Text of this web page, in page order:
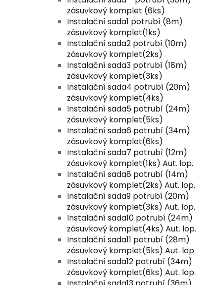
zásuvkový komplet (6ks)
Instalační sada1 potrubí (8m)
zásuvkový komplet(1ks)
Instalační sada2 potrubí (10m)
zásuvkový komplet(2ks)
Instalační sada3 potrubí (18m)
zásuvkový komplet(3ks)
Instalační sada4 potrubí (20m)
zásuvkový komplet(4ks)
Instalační sada5 potrubí (24m)
zásuvkový komplet(5ks)
Instalační sada6 potrubí (34m)
zásuvkový komplet(6ks)
Instalační sada7 potrubí (12m)
zásuvkový komplet(1ks) Aut. lop.
Instalační sada8 potrubí (14m)
zásuvkový komplet(2ks) Aut. lop.
Instalační sada9 potrubí (20m)
zásuvkový komplet(3ks) Aut. lop.
Instalační sada10 potrubí (24m)
zásuvkový komplet(4ks) Aut. lop.
Instalační sada11 potrubí (28m)
zásuvkový komplet(5ks) Aut. lop.
Instalační sada12 potrubí (34m)
zásuvkový komplet(6ks) Aut. lop.